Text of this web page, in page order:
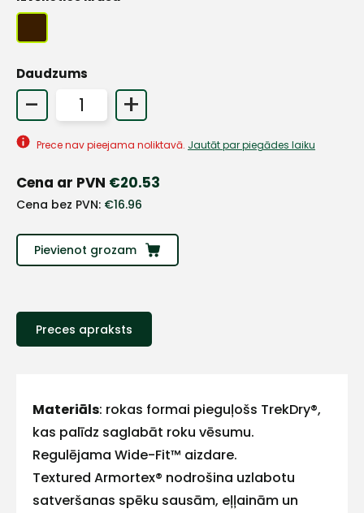
Daudzums
- +
Prece nav pieejama noliktavā. Jautāt par piegādes laiku
Cena ar PVN €20.53
Cena bez PVN: €16.96
Pievienot grozam
Preces apraksts
Materiāls: rokas formai pieguļošs TrekDry®,
kas palīdz saglabāt roku vēsumu.
Regulējama Wide-Fit™ aizdare.
Textured Armortex® nodrošina uzlabotu
satveršanas spēku sausām, eļļainām un
Sazinies
E-pasts
+